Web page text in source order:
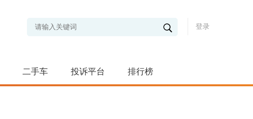
登录
二手车 投诉平台 排行榜